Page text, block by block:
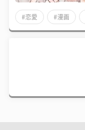
#恋愛 #漫画